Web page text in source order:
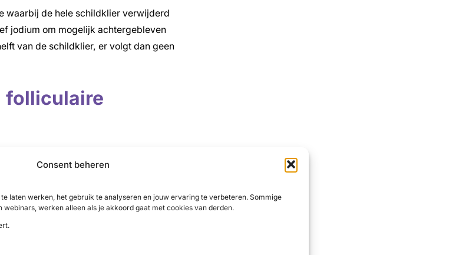
Consent beheren
laten werken, het gebruik te analyseren en jouw ervaring te verbeteren. Sommige
werken alleen als je akkoord gaat met cookies van derden.
waarbij de hele schildklier verwijderd
jodium om mogelijk achtergebleven
van de schildklier, er volgt dan geen
folliculaire
In de meeste andere gevallen volgen
voorstellen zoals bestraling,
te maken of helemaal te
worden. Als dit niet mogelijk
de klachten tegen te gaan. Een ander